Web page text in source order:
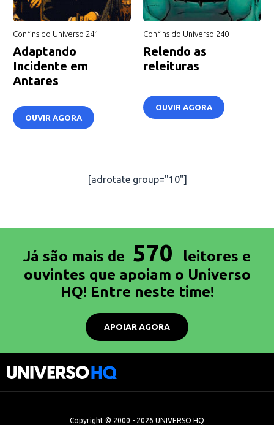
Confins do Universo 241
Adaptando
Incidente em
Antares
OUVIR AGORA
Confins do Universo 240
Relendo as
releituras
OUVIR AGORA
[adrotate group="10"]
Já são mais de 570
leitores e
ouvintes que apoiam o Universo
HQ! Entre neste time!
APOIAR AGORA
Copyright © 2000 - 2026 UNIVERSO HQ